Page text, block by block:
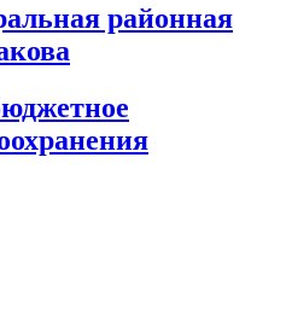
районная